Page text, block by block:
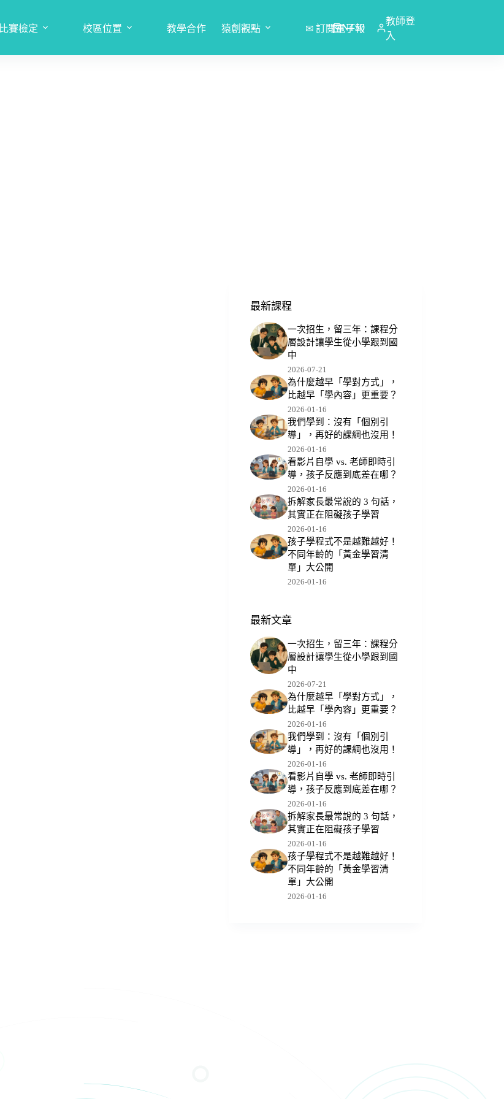
比賽檢定 校區位置 教學合作 猿創觀點 ✉ 訂閱電子報
購
NT$0
教師登
入
最新課程
一次招生，留三年：課程分
層設計讓學生從小學跟到國
中
2026-07-21
為什麼越早「學對方式」，
比越早「學內容」更重要？
2026-01-16
我們學到：沒有「個別引
導」，再好的課綱也沒用！
2026-01-16
看影片自學 vs. 老師即時引
導，孩子反應到底差在哪？
2026-01-16
拆解家長最常說的 3 句話，
其實正在阻礙孩子學習
2026-01-16
孩子學程式不是越難越好！
不同年齡的「黃金學習清
單」大公開
2026-01-16
最新文章
一次招生，留三年：課程分
層設計讓學生從小學跟到國
中
2026-07-21
為什麼越早「學對方式」，
比越早「學內容」更重要？
2026-01-16
我們學到：沒有「個別引
導」，再好的課綱也沒用！
2026-01-16
看影片自學 vs. 老師即時引
導，孩子反應到底差在哪？
2026-01-16
拆解家長最常說的 3 句話，
其實正在阻礙孩子學習
2026-01-16
孩子學程式不是越難越好！
不同年齡的「黃金學習清
單」大公開
2026-01-16